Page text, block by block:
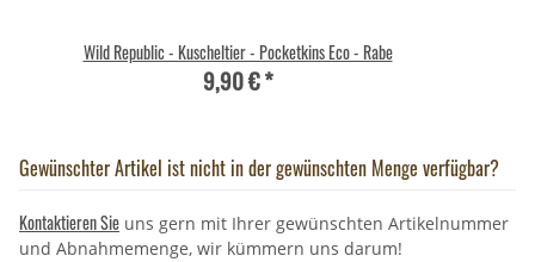
Wild Republic - Kuscheltier - Pocketkins Eco - Rabe
9,90 €*
Gewünschter Artikel ist nicht in der gewünschten Menge verfügbar?
Kontaktieren Sie uns gern mit Ihrer gewünschten Artikelnummer
und Abnahmemenge, wir kümmern uns darum!